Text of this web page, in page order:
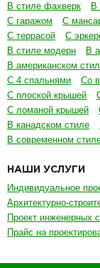
В стиле фахверк В
С гаражом
С
С террасой
С
В стиле модерн
В
В американском
С 4 спальнями
Со
С плоской крышей
С ломаной крышей
В канадском стиле
В современном
НАШИ УСЛУГИ
Индивидуальное
Архитектурно-
Проект инженерных
Прайс на